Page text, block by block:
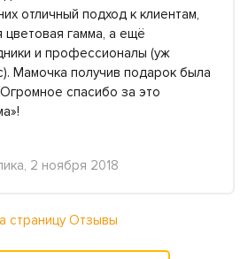
отличный подход к клиентам,
гамма, а ещё
и профессионалы (уж
Мамочка получив подарок была
спасибо за это
2 ноября 2018
страницу Отзывы